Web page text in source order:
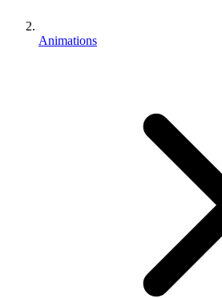
Animations